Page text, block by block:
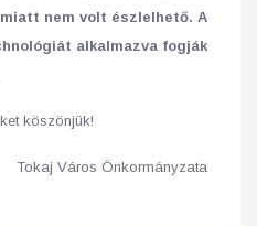
nem volt észlelhető. A
alkalmazva fogják
köszönjük!
Tokaj Város Önkormányzata